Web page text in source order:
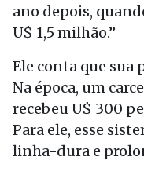
ano depois,
U$ 1,5 milhão.”
Ele conta que sua
Na época, um
recebeu U$ 300
Para ele, esse
linha-dura e